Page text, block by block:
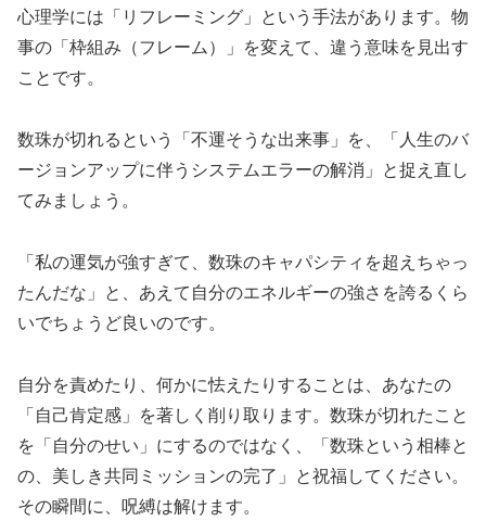
心理学には「リフレーミング」という手法があります。物
事の「枠組み（フレーム）」を変えて、違う意味を見出す
ことです。
数珠が切れるという「不運そうな出来事」を、
「人生のバ
ージョンアップに伴うシステムエラーの解消」
と捉え直し
てみましょう。
「私の運気が強すぎて、数珠のキャパシティを超えちゃっ
たんだな」と、あえて自分のエネルギーの強さを誇るくら
いでちょうど良いのです。
自分を責めたり、何かに怯えたりすることは、あなたの
「自己肯定感」を著しく削り取ります。数珠が切れたこと
を「自分のせい」にするのではなく、「数珠という相棒と
の、美しき共同ミッションの完了」と祝福してください。
その瞬間に、呪縛は解けます。